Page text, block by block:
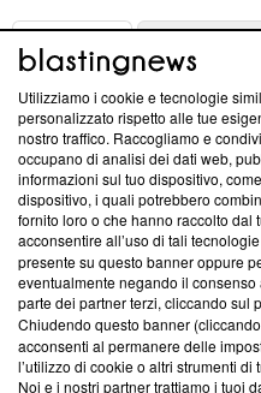
ABOUT
Questa sezione offre
News, sui nostri processi
creare news di qualità.
‘Trust Project - News with
ancora membro del
parte; Trust Project non ha
conformità agli standard.
Su di noi
Team editoriale
Utilizziamo i cookie e tecnologie
personalizzato rispetto alle tue
nostro traffico. Raccogliamo e
occupano di analisi dei dati web,
informazioni sul tuo dispositivo,
dispositivo, i quali potrebbero
fornito loro o che hanno raccolto dal
acconsentire all’uso di tali
presente su questo banner oppure
eventualmente negando il
parte dei partner terzi, cliccando sul
Chiudendo questo banner
acconsenti al permanere delle
l’utilizzo di cookie o altri strumenti
Noi e i nostri partner trattiamo i tuoi